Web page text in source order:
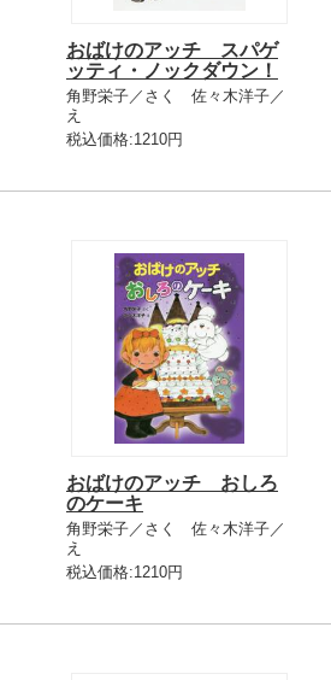
おばけのアッチ スパゲ
ッティ・ノックダウン！
角野栄子／さく 佐々木洋子／
え
税込価格:1210円
おばけのアッチ おしろ
のケーキ
角野栄子／さく 佐々木洋子／
え
税込価格:1210円